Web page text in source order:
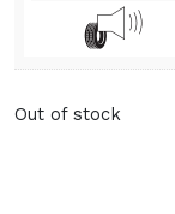
Out of stock